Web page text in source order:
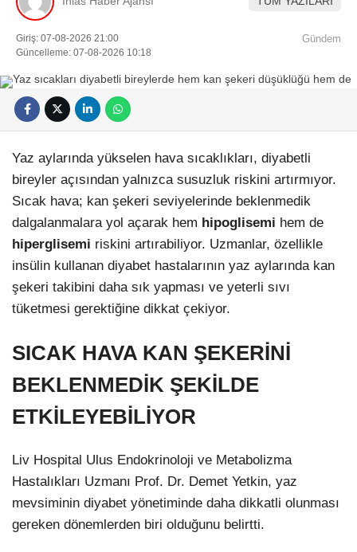
Giriş: 07-08-2026 21:00
Güncelleme: 07-08-2026 10:18
Gündem
Yaz aylarında yükselen hava sıcaklıkları, diyabetli
bireyler açısından yalnızca susuzluk riskini artırmıyor.
Sıcak hava; kan şekeri seviyelerinde beklenmedik
dalgalanmalara yol açarak hem hipoglisemi hem de
hiperglisemi riskini artırabiliyor. Uzmanlar, özellikle
insülin kullanan diyabet hastalarının yaz aylarında kan
şekeri takibini daha sık yapması ve yeterli sıvı
tüketmesi gerektiğine dikkat çekiyor.
SICAK HAVA KAN ŞEKERİNİ
BEKLENMEDİK ŞEKİLDE
ETKİLEYEBİLİYOR
Liv Hospital Ulus Endokrinoloji ve Metabolizma
Hastalıkları Uzmanı Prof. Dr. Demet Yetkin, yaz
mevsiminin diyabet yönetiminde daha dikkatli olunması
gereken dönemlerden biri olduğunu belirtti.